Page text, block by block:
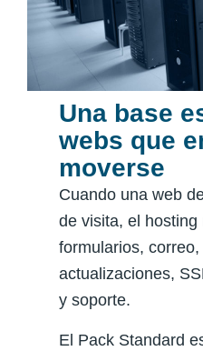
Una base
webs que
moverse
Cuando una web
de visita, el
formularios,
actualizaciones,
y soporte.
El Pack Standard